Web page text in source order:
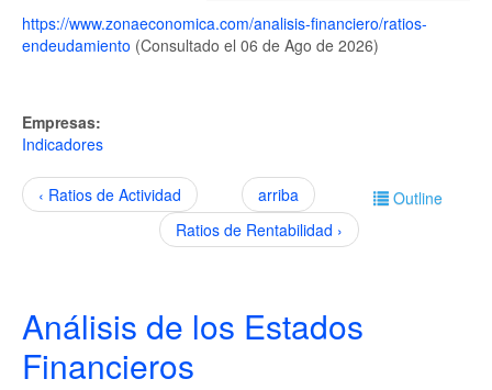
https://www.zonaeconomica.com/analisis-financiero/ratios-
endeudamiento (Consultado el 06 de Ago de 2026)
Empresas:
Indicadores
Outline
‹ Ratios de Actividad
arriba
Ratios de Rentabilidad ›
Análisis de los Estados
Financieros